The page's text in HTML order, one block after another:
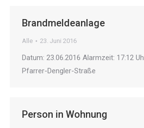
Brandmeldeanlage
Alle 23. Juni 2016
Datum: 23.06.2016 Alarmzeit: 17:12
Pfarrer-Dengler-Straße
Person in Wohnung